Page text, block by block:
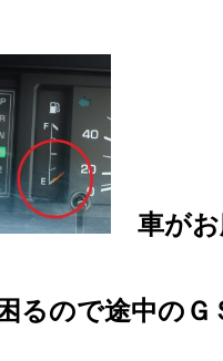
車がお
るので途中のＧ